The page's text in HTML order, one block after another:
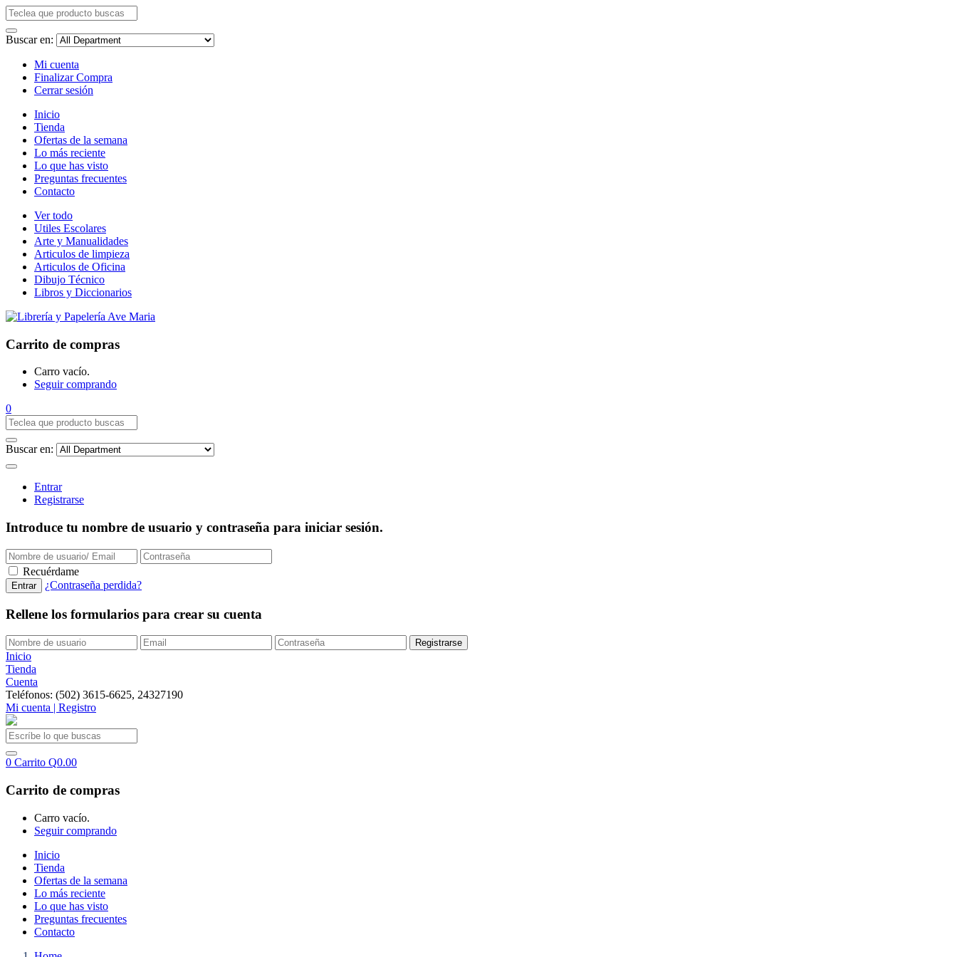
Buscar en:
Mi cuenta
Finalizar Compra
Cerrar sesión
Inicio
Tienda
Ofertas de la semana
Lo más reciente
Lo que has visto
Preguntas frecuentes
Contacto
Ver todo
Utiles Escolares
Arte y Manualidades
Articulos de limpieza
Articulos de Oficina
Dibujo Técnico
Libros y Diccionarios
Carrito de compras
Carro vacío.
Seguir comprando
0
Buscar en:
Entrar
Registrarse
Introduce tu nombre de usuario y contraseña para iniciar sesión.
Recuérdame
¿Contraseña perdida?
Rellene los formularios para crear su cuenta
Inicio
Tienda
Cuenta
Teléfonos: (502) 3615-6625, 24327190
Mi cuenta | Registro
0 Carrito Q0.00
Carrito de compras
Carro vacío.
Seguir comprando
Inicio
Tienda
Ofertas de la semana
Lo más reciente
Lo que has visto
Preguntas frecuentes
Contacto